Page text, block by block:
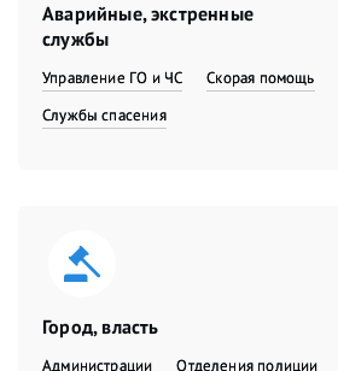
Аварийные, экстренные
службы
Управление ГО и ЧС Скорая помощь
Службы спасения
Город, власть
Администрации
Отделения полиции